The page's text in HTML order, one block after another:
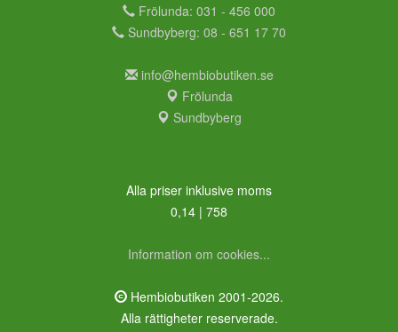
Frölunda: 031 - 456 000
Sundbyberg: 08 - 651 17 70
info@hembiobutiken.se
Frölunda
Sundbyberg
Alla priser inklusive moms
0,14 | 758
Information om cookies...
Hembiobutiken 2001-2026.
Alla rättigheter reserverade.